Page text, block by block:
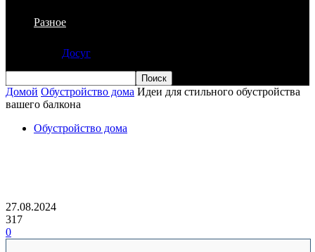
Разное
Досуг
Домой Обустройство дома Идеи для стильного обустройства
вашего балкона
Обустройство дома
27.08.2024
317
0